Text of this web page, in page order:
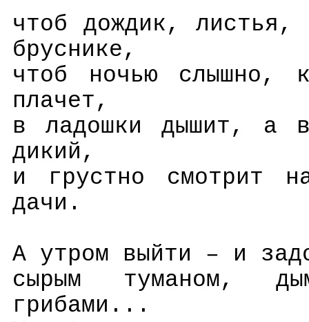
чтоб дождик,
бруснике,
чтоб ночью слышно,
плачет,
в ладошки дышит, а
дикий,
и грустно смотрит
дачи.
А утром выйти – и
сырым туманом,
грибами...